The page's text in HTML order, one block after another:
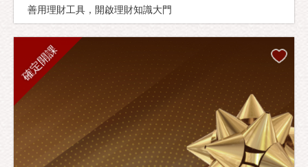
善用理財工具，開啟理財知識大門
確定開課